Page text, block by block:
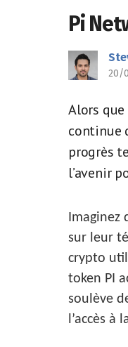
Pi
20/
Alors
continue
progrès
l’avenir
Imaginez
sur leur
crypto
token PI
soulève
l’accès à